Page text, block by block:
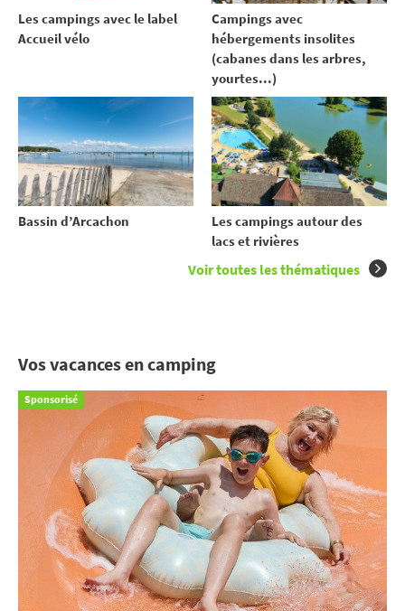
Les campings avec le label
Accueil vélo
Campings avec
hébergements insolites
(cabanes dans les arbres,
yourtes...)
Bassin d’Arcachon
Les campings autour des
lacs et rivières
Voir toutes les thématiques
Vos vacances en camping
Sponsorisé